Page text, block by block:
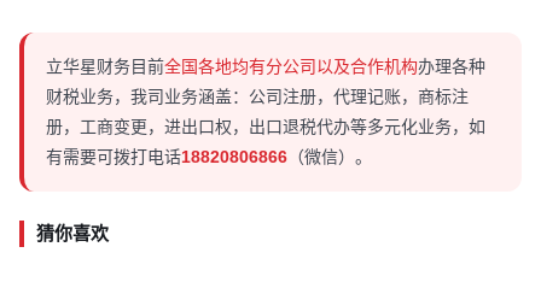
立华星财务目前全国各地均有分公司以及合作机构办理各种
财税业务，我司业务涵盖：公司注册，代理记账，商标注
册，工商变更，进出口权，出口退税代办等多元化业务，如
有需要可拨打电话18820806866 （微信）。
猜你喜欢